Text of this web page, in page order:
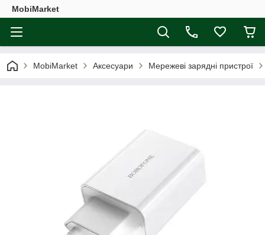
MobiMarket
MobiMarket Аксесуари Мережеві зарядні пристрої